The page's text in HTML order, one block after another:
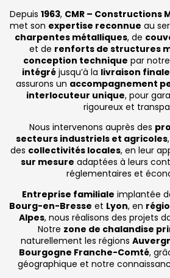
Depuis 1963, CMR – Constructions
met son expertise reconnue au
charpentes métalliques, de
et de renforts de structures
conception technique par notre
intégréjusqu’à la livraison
assurons un accompagnement
interlocuteur unique, pour
rigoureux et
Nous intervenons auprès des
secteurs industriels et agricoles
des collectivités locales, en leur
sur mesure adaptées à leurs
réglementaires et
Entreprise familiale implantée
Bourg-en-Bresse et Lyon, en
Alpes, nous réalisons des projets
Notre zone de chalandise
naturellement les régions
Bourgogne Franche-Comté,
géographique et notre